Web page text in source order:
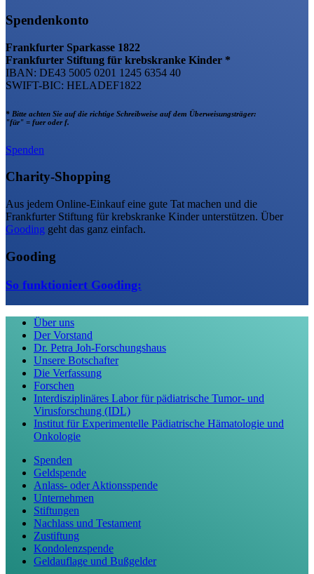
Spendenkonto
Frankfurter Sparkasse 1822
Frankfurter Stiftung für krebskranke Kinder *
IBAN: DE43 5005 0201 1245 6354 40
SWIFT-BIC: HELADEF1822
* Bitte achten Sie auf die richtige Schreibweise auf dem Überweisungsträger:
"für" = fuer oder f.
Spenden
Charity-Shopping
Aus jedem Online-Einkauf eine gute Tat machen und die
Frankfurter Stiftung für krebskranke Kinder unterstützen. Über
Gooding geht das ganz einfach.
Gooding
So funktioniert Gooding:
Über uns
Der Vorstand
Dr. Petra Joh-Forschungshaus
Unsere Botschafter
Die Verfassung
Forschen
Interdisziplinäres Labor für pädiatrische Tumor- und
Virusforschung (IDL)
Institut für Experimentelle Pädiatrische Hämatologie und
Onkologie
Spenden
Geldspende
Anlass- oder Aktionsspende
Unternehmen
Stiftungen
Nachlass und Testament
Zustiftung
Kondolenzspende
Geldauflage und Bußgelder